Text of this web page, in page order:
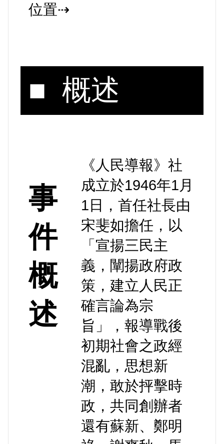
位置⇢
■ 概述
事
件
概
述
《人民導報》社
成立於1946年1月
1日，首任社長由
宋斐如擔任，以
「宣揚三民主
義，闡揚政府政
策，建立人民正
確言論為宗
旨」，報導戰後
初期社會之政經
混亂，思想新
潮，敢於抨擊時
政，共同創辦者
還有蘇新、鄭明